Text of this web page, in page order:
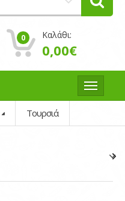
0 Καλάθι:
0,00€
Τουρσιά